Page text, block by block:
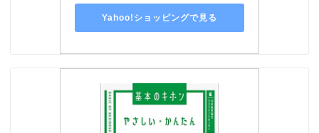
Yahoo!ショッピングで見る